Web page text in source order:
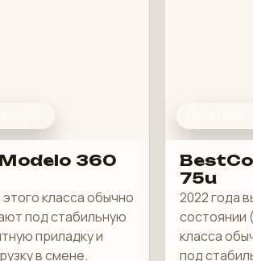
Modelo 360
класса обычно
под стабильную
приладку и
в смене.
75u
2022 года
состоянии
класса
под